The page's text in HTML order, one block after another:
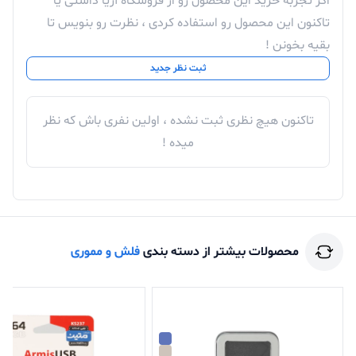
تاکنون این محصول رو استفاده کردی ، نظرت رو بنویس تا
بقیه بخونن !
ثبت نظر جدید
تاکنون هیچ نظری ثبت نشده ، اولین نفری باش که نظر
میده !
محصولات بیشتر از دسته بندیفلش و مموری